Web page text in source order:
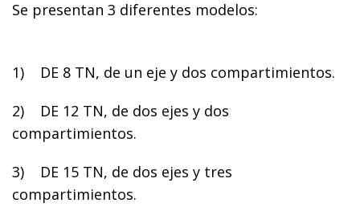
Se presentan 3 diferentes modelos:
1) DE 8 TN, de un eje y dos compartimientos.
2) DE 12 TN, de dos ejes y dos
compartimientos.
3) DE 15 TN, de dos ejes y tres
compartimientos.